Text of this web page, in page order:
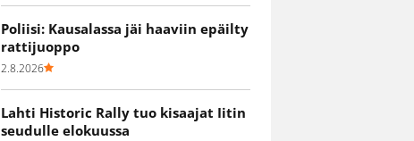
Poliisi: Kausalassa jäi haaviin epäilty
rattijuoppo
2.8.2026
Lahti Historic Rally tuo kisaajat Iitin
seudulle elokuussa